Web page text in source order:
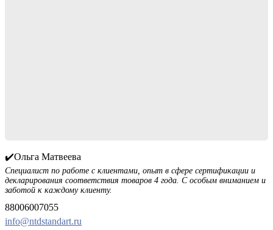
✔️Ольга Матвеева
Специалист по работе с клиентами, опыт в сфере сертификации и
декларирования соответствия товаров 4 года. С особым вниманием и
заботой к каждому клиенту.
88006007055
info@ntdstandart.ru